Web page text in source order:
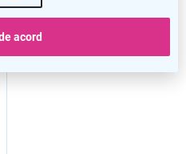
acordVÂNZARE